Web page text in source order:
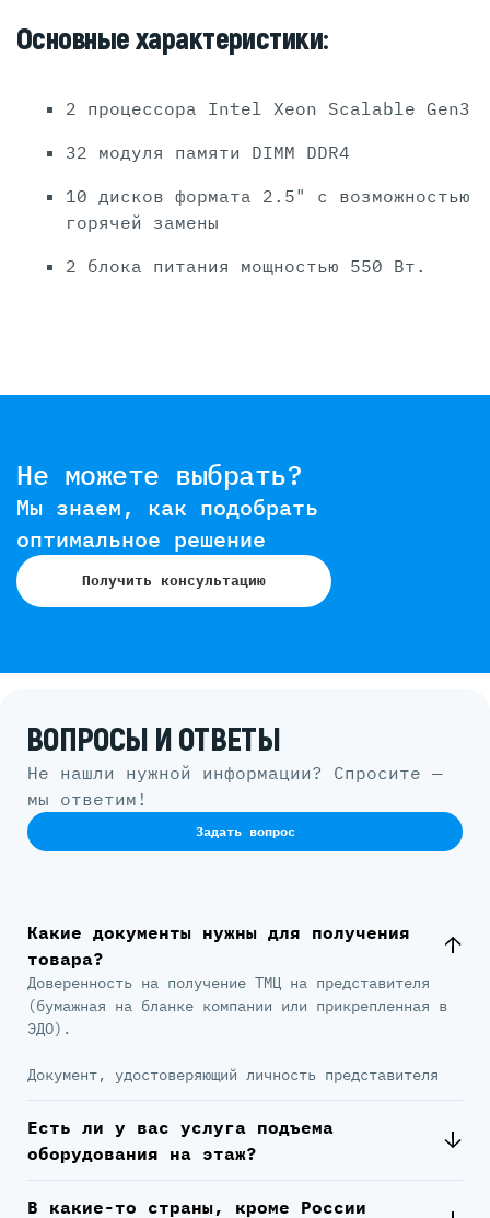
Основные характеристики:
2 процессора Intel Xeon Scalable Gen3
32 модуля памяти DIMM DDR4
10 дисков формата 2.5" с возможностью
горячей замены
2 блока питания мощностью 550 Вт.
Не можете выбрать?
Мы знаем, как подобрать
оптимальное решение
Получить консультацию
ВОПРОСЫ И ОТВЕТЫ
Не нашли нужной информации? Спросите —
мы ответим!
Задать вопрос
Какие документы нужны для получения
товара?
Доверенность на получение ТМЦ на представителя
(бумажная на бланке компании или прикрепленная в
ЭДО).
Документ, удостоверяющий личность представителя
Есть ли у вас услуга подъема
оборудования на этаж?
В какие-то страны, кроме России